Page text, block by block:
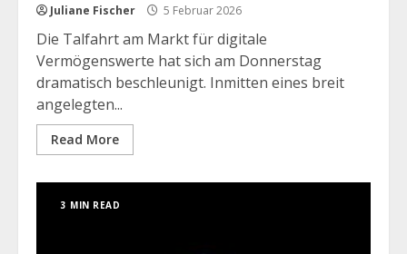
Juliane Fischer 5 Februar 2026
Die Talfahrt am Markt für digitale
Vermögenswerte hat sich am Donnerstag
dramatisch beschleunigt. Inmitten eines breit
angelegten...
Read More
3 MIN READ